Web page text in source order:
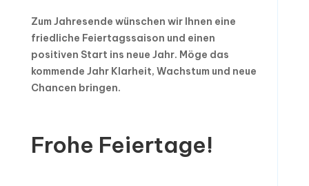
Zum Jahresende wünschen wir Ihnen eine
friedliche Feiertagssaison und einen
positiven Start ins neue Jahr. Möge das
kommende Jahr Klarheit, Wachstum und neue
Chancen bringen.
Frohe Feiertage!